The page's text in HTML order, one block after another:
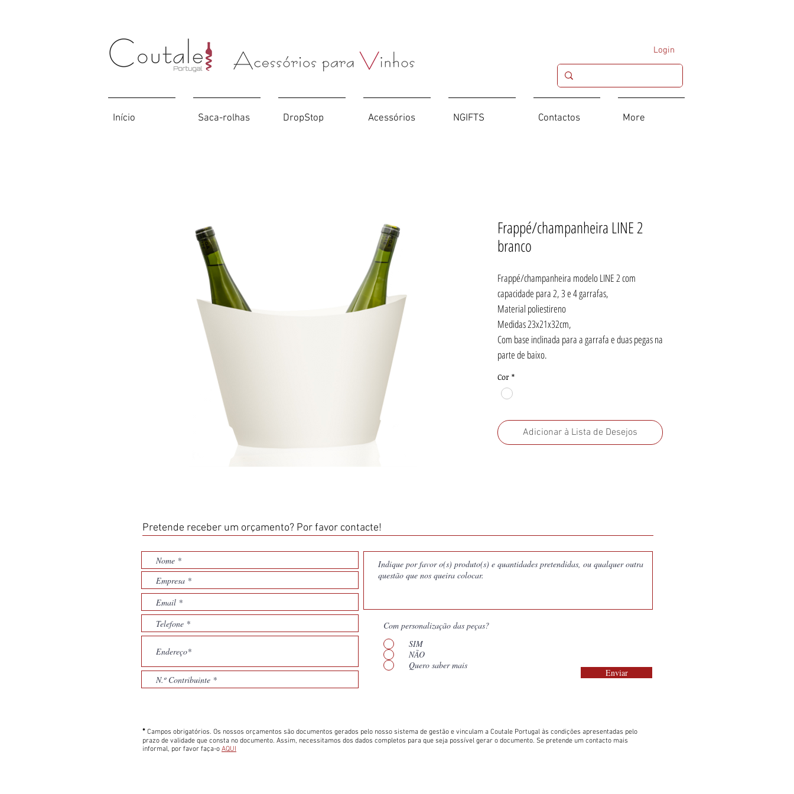
Login
Início Saca-rolhas DropStop Acessórios NGIFTS Contactos More
Frappé/champanheira LINE 2
branco
Frappé/champanheira modelo LINE 2 com
capacidade para 2, 3 e 4 garrafas,
Material poliestireno
Medidas 23x21x32cm,
Com base inclinada para a garrafa e duas pegas na
parte de baixo.
Cor *
Adicionar à Lista de Desejos
Pretende receber um orçamento? Por favor contacte!
Com personalização das peças?
SIM
NÃO
Quero saber mais
Enviar
* Campos obrigatórios. Os nossos orçamentos são documentos gerados pelo nosso sistema de gestão e vinculam a Coutale Portugal às condições apresentadas pelo
prazo de validade que consta no documento. Assim, necessitamos dos dados completos para que seja possível gerar o documento. Se pretende um contacto mais
informal, por favor faça-o AQUI